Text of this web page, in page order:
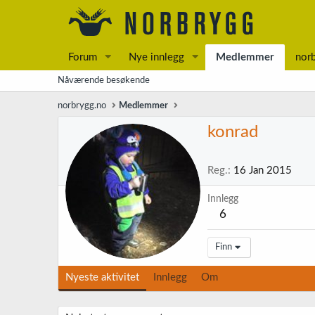
Forum Nye innlegg Medlemmer
Nåværende besøkende
norbrygg.no Medlemmer
konrad
Reg. 16 Jan 2015
Innlegg
6
Finn
Nyeste aktivitet Innlegg Om